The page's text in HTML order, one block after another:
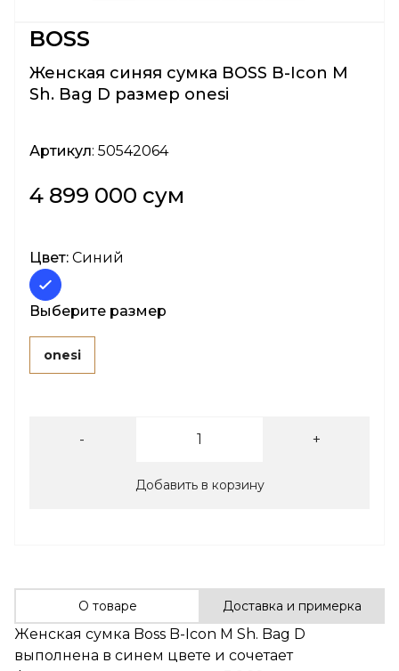
BOSS
Женская синяя сумка BOSS B-Icon M
Sh. Bag D размер onesi
Артикул: 50542064
4 899 000 сум
Цвет: Синий
Выберите размер
onesi
- +
Добавить в корзину
О товаре Доставка и примерка
Женская сумка Boss B-Icon M Sh. Bag D
выполнена в синем цвете и сочетает